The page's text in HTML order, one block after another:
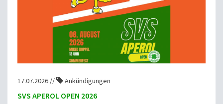
17.07.2026 // Ankündigungen
SVS APEROL OPEN 2026